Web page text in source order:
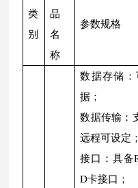
类
别
品
名
称
参数规格
数据存储
据；
数据传输：
远程可设定；
接口：具备
D卡接口；